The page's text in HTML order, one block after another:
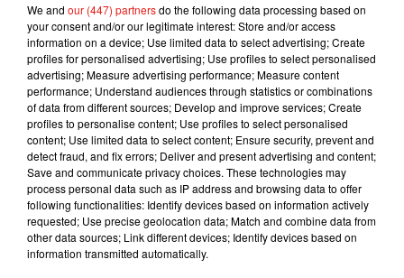
Musique
6 août 2026
Il y a 10 ans, DJ Snake changeait de
dimension avec son premier...
Fred again.. et Latin Mafia dévoilent enfin
We and our (447) partnersdo the following data processing based on
your consent and/or our legitimate interest: Store and/or access
information on a device; Use limited data to select advertising; Create
profiles for personalised advertising; Use profiles to select personalised
advertising; Measure advertising performance; Measure content
performance; Understand audiences through statistics or combinations
of data from different sources; Develop and improve services; Create
profiles to personalise content; Use profiles to select personalised
content; Use limited data to select content; Ensure security, prevent and
detect fraud, and fix errors; Deliver and present advertising and content;
Save and communicate privacy choices. These technologies may
process personal data such as IP address and browsing data to offer
following functionalities: Identify devices based on information actively
requested; Use precise geolocation data; Match and combine data from
other data sources; Link different devices; Identify devices based on
information transmitted automatically.